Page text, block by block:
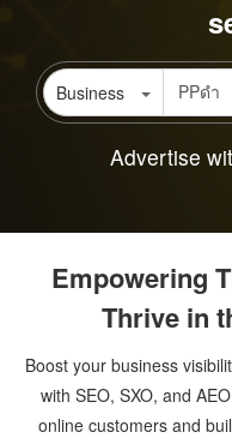
Business
Advertise
Empowering
Thrive in
Boost your business
with SEO, SXO, and
online customers and